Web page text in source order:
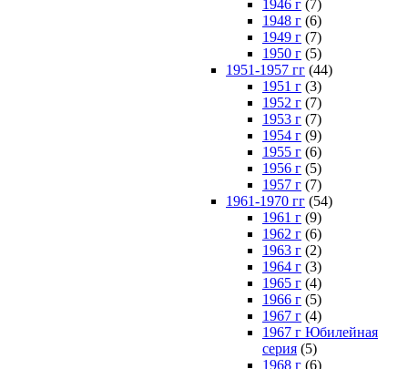
1946 г (7)
1948 г (6)
1949 г (7)
1950 г (5)
1951-1957 гг (44)
1951 г (3)
1952 г (7)
1953 г (7)
1954 г (9)
1955 г (6)
1956 г (5)
1957 г (7)
1961-1970 гг (54)
1961 г (9)
1962 г (6)
1963 г (2)
1964 г (3)
1965 г (4)
1966 г (5)
1967 г (4)
1967 г Юбилейная
серия (5)
1968 г (6)